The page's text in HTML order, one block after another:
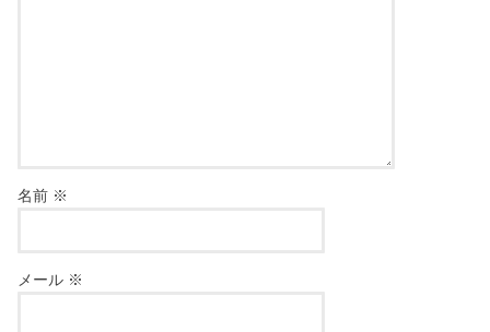
名前 ※
メール ※